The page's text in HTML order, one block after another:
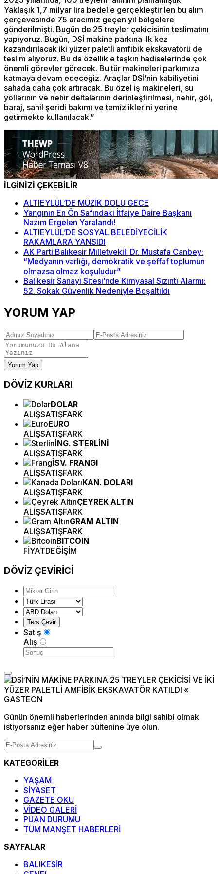
Yaklaşık 1,7 milyar lira bedelle gerçekleştirilen bu alım
çerçevesinde 75 aracımız geçen yıl bölgelere
gönderilmişti. Bugün de 25 treyler çekicisinin teslimatını
yapıyoruz. Bugün, DSİ makine parkına ilk kez
kazandırılacak iki yüzer paletli amfibik ekskavatörü de
teslim alıyoruz. Bu da özellikle taşkın hadiselerinde çok
önemli görevler görecek. Bu tür makineleri parkımıza
katmaya devam edeceğiz. Araçlar DSİ’nin kabiliyetini
sahada daha çok artıracak. Bu özel iş makineleri, su
yollarının ve nehir deltalarının derinleştirilmesi, nehir, göl,
baraj, sahil şeridi bakımı ve temizliklerini yerine
getirmekte kullanılacak.”
İLGİNİZİ ÇEKEBİLİR
ALTIEYLÜL’DE MÜZİK DOLU GECE
Yangının En Ön Safındaki İtfaiye Daire Başkanı
Nazım Ergelen Yaralandı!
ALTIEYLÜL’DE SOSYAL BELEDİYECİLİK
RAKAMLARA YANSIDI
AK Parti Balıkesir Milletvekili Dr. Mustafa Canbey:
“Medyanın varlığı, demokratik ve şeffaf toplumun
olmazsa olmaz koşuludur”
Balıkesir Sanayi Sitesi’nde Kimyasal Sızıntı Alarmı:
52. Sokak Güvenlik Nedeniyle Boşaltıldı
YORUM YAP
Yorum Yap
DÖVİZ KURLARI
DOLAR
ALIŞSATIŞFARK
EURO
ALIŞSATIŞFARK
İNG. STERLİNİ
ALIŞSATIŞFARK
İSV. FRANGI
ALIŞSATIŞFARK
KAN. DOLARI
ALIŞSATIŞFARK
ÇEYREK ALTIN
ALIŞSATIŞFARK
GRAM ALTIN
ALIŞSATIŞFARK
BITCOIN
FİYATDEĞİŞİM
DÖVİZ ÇEVİRİCİ
Satış
Alış
Günün önemli haberlerinden anında bilgi sahibi olmak
istiyorsanız eğer haber bültenine üye olun.
KATEGORİLER
YAŞAM
SİYASET
GAZETE OKU
VİDEO GALERİ
PUAN DURUMU
TÜM MANŞET HABERLERİ
SAYFALAR
BALIKESİR